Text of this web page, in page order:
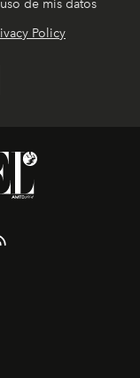
de mis datos
Policy